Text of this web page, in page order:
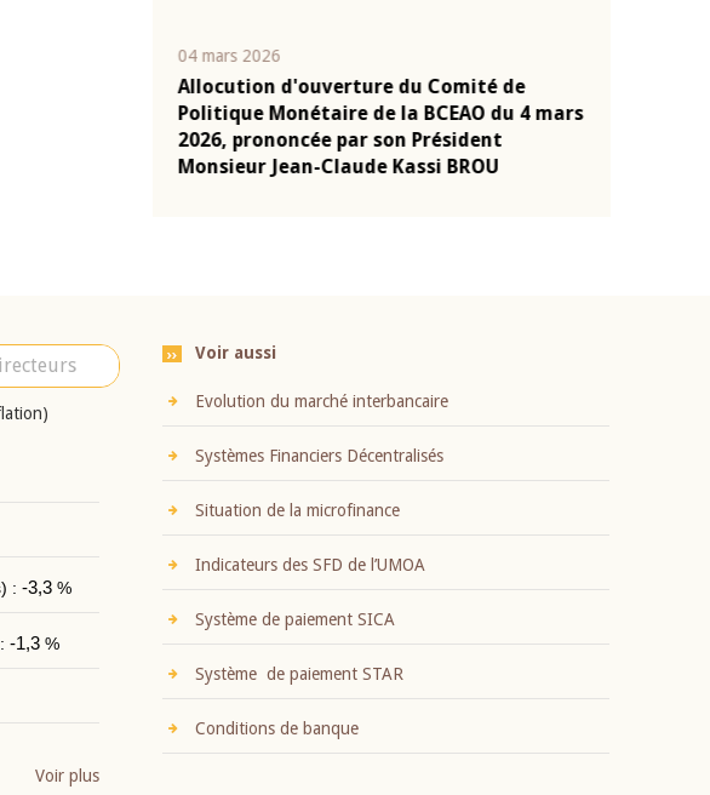
04 mars 2026
Allocution d'ouverture du Comité de
Politique Monétaire de la BCEAO du 4 mars
2026, prononcée par son Président
Monsieur Jean-Claude Kassi BROU
: -3,3%
-1,3%
Voir plus
Voir aussi
Evolution du marché interbancaire
Systèmes Financiers Décentralisés
Situation de la microfinance
Indicateurs des SFD de l’UMOA
Système de paiement SICA
Système de paiement STAR
Conditions de banque